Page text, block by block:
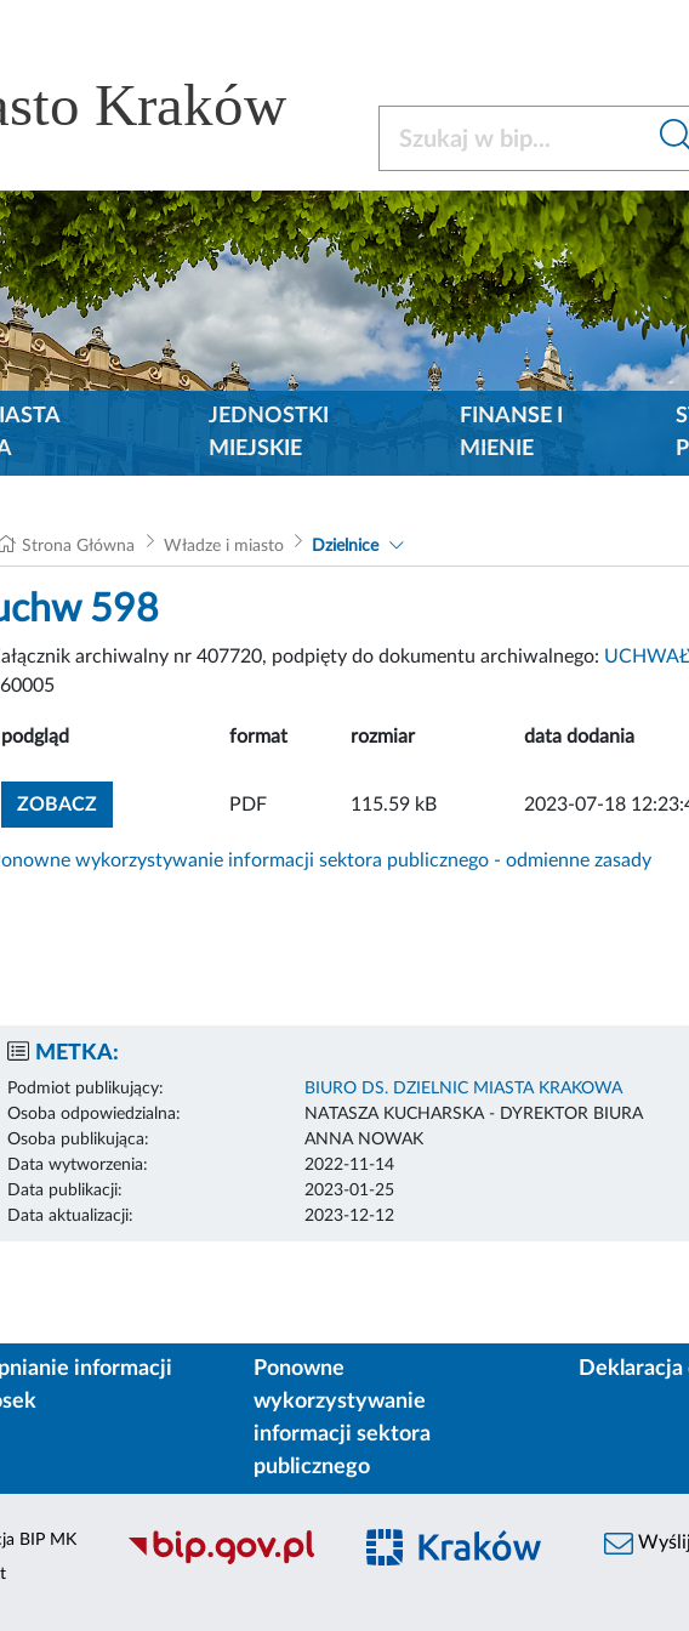
Kraków
JEDNOSTKI
MIEJSKIE
FINANSE I
MIENIE
Strona Główna Władze i miasto Dzielnice
598
archiwalny nr 407720, podpięty do dokumentu archiwalnego:
podgląd format rozmiar data dodania
ZOBACZZOBACZ ZAŁĄCZNIK
PDF 115.59 kB 2023-07-18
wykorzystywanie informacji sektora publicznego - odmienne zasady
METKA:
Podmiot publikujący:
BIURO DS. DZIELNIC MIASTA KRAKOWA
Osoba odpowiedzialna:
NATASZA KUCHARSKA - DYREKTOR BIURA
Osoba publikująca:
ANNA NOWAK
Data wytworzenia:
2022-11-14
Data publikacji:
2023-01-25
Data aktualizacji:
2023-12-12
informacji
Ponowne
wykorzystywanie
informacji sektora
publicznego
BIP MK